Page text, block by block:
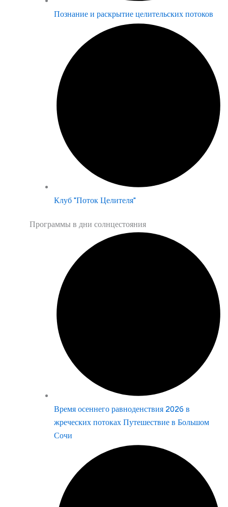
Познание и раскрытие целительских потоков
Клуб "Поток Целителя"
Программы в дни солнцестояния
Время осеннего равноденствия 2026 в
жреческих потоках Путешествие в Большом
Сочи